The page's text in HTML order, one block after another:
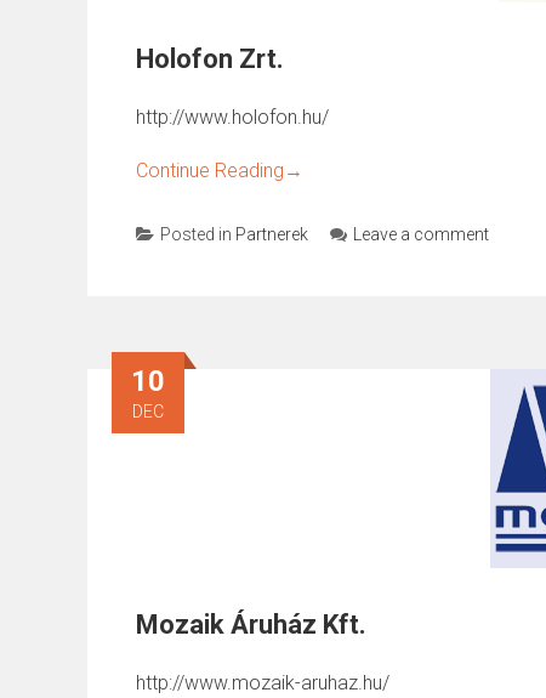
Holofon Zrt.
http://www.holofon.hu/
Continue Reading →
Posted in Partnerek Leave a comment
10
DEC
Mozaik Áruház Kft.
http://www.mozaik-aruhaz.hu/